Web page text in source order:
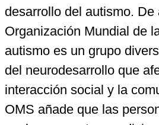
desarrollo del autismo. De
Organización Mundial de
autismo es un grupo
del neurodesarrollo que
interacción social y la
OMS añade que las